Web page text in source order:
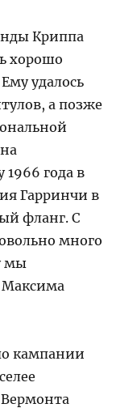
Криппа
хорошо
удалось
а позже
года в
Гарринчи в
фланг. С
много
мы
Максима
кампании